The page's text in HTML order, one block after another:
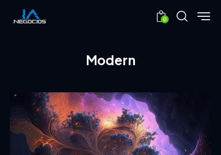
0
Modern